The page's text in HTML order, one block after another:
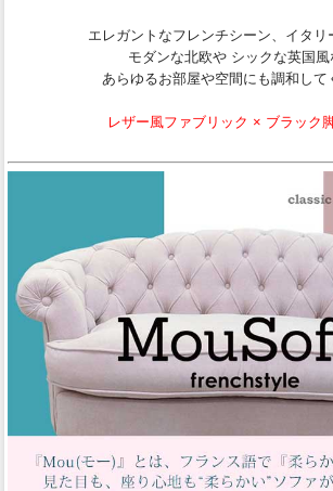
エレガントなフレンチシーン、イタリ
モダンな北欧や シックな英国風
あらゆるお部屋や空間にも調和して
レザー風ファブリック × ブラック